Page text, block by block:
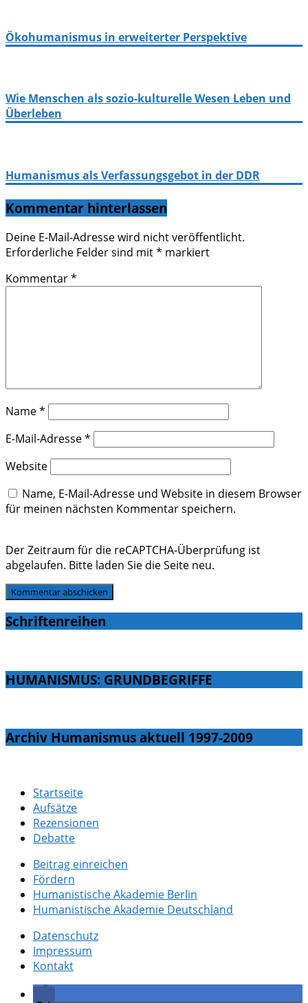
Ökohumanismus in erweiterter Perspektive
Wie Menschen als sozio-kulturelle Wesen Leben und
Überleben
Humanismus als Verfassungsgebot in der DDR
Kommentar hinterlassen
Deine E-Mail-Adresse wird nicht veröffentlicht.
Erforderliche Felder sind mit* markiert
Kommentar*
Name*
E-Mail-Adresse*
Website
Name, E-Mail-Adresse und Website in diesem Browser
für meinen nächsten Kommentar speichern.
Der Zeitraum für die reCAPTCHA-Überprüfung ist
abgelaufen. Bitte laden Sie die Seite neu.
Schriftenreihen
HUMANISMUS: GRUNDBEGRIFFE
Archiv Humanismus aktuell 1997-2009
Startseite
Aufsätze
Rezensionen
Debatte
Beitrag einreichen
Fördern
Humanistische Akademie Berlin
Humanistische Akademie Deutschland
Datenschutz
Impressum
Kontakt